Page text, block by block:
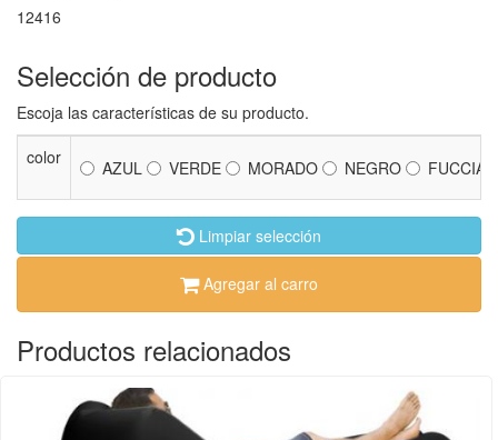
12416
Selección de producto
Escoja las características de su producto.
color
AZUL VERDE MORADO NEGRO FUCCIA
Limpiar selección
Agregar al carro
Productos relacionados